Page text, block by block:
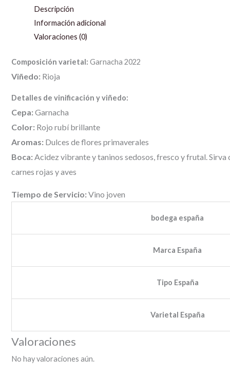
Descripción
Información adicional
Valoraciones (0)
Composición varietal: Garnacha 2022
Viñedo: Rioja
Detalles de vinificación y viñedo:
Cepa: Garnacha
Color: Rojo rubí brillante
Aromas: Dulces de flores primaverales
Boca: Acidez vibrante y taninos sedosos, fresco y frutal. Sirva
carnes rojas y aves
Tiempo de Servicio: Vino joven
bodega españa
Marca España
Tipo España
Varietal España
Valoraciones
No hay valoraciones aún.